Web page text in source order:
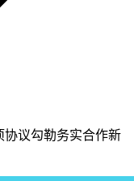
协议勾勒务实合作新